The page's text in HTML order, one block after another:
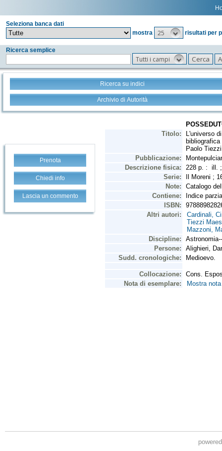
Seleziona banca dati
mostra
25 risultati per
Ricerca semplice
Tutti i campi
Ricerca su indici
Archivio di Autorità
Prenota
Chiedi info
Lascia un commento